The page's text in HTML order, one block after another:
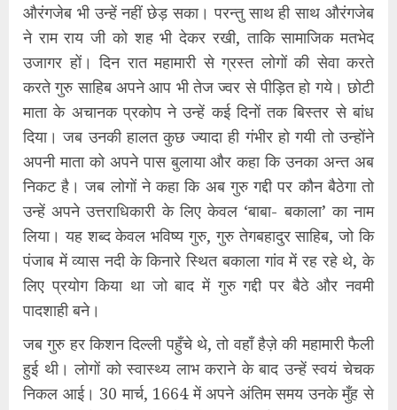
औरंगजेब भी उन्हें नहीं छेड़ सका। परन्तु साथ ही साथ औरंगजेब
ने राम राय जी को शह भी देकर रखी, ताकि सामाजिक मतभेद
उजागर हों। दिन रात महामारी से ग्रस्त लोगों की सेवा करते
करते गुरु साहिब अपने आप भी तेज ज्वर से पीड़ित हो गये। छोटी
माता के अचानक प्रकोप ने उन्हें कई दिनों तक बिस्तर से बांध
दिया। जब उनकी हालत कुछ ज्यादा ही गंभीर हो गयी तो उन्होंने
अपनी माता को अपने पास बुलाया और कहा कि उनका अन्त अब
निकट है। जब लोगों ने कहा कि अब गुरु गद्दी पर कौन बैठेगा तो
उन्हें अपने उत्तराधिकारी के लिए केवल ‘बाबा- बकाला’ का नाम
लिया। यह शब्द केवल भविष्य गुरु, गुरु तेगबहादुर साहिब, जो कि
पंजाब में व्यास नदी के किनारे स्थित बकाला गांव में रह रहे थे, के
लिए प्रयोग किया था जो बाद में गुरु गद्दी पर बैठे और नवमी
पादशाही बने।
जब गुरु हर किशन दिल्ली पहुँचे थे, तो वहाँ हैज़े की महामारी फैली
हुई थी। लोगों को स्वास्थ्य लाभ कराने के बाद उन्हें स्वयं चेचक
निकल आई। 30 मार्च, 1664 में अपने अंतिम समय उनके मुँह से